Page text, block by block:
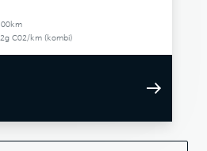
C02/km (kombi)